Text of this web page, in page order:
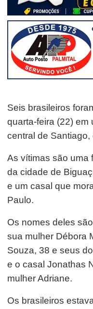
Seis brasileiros
quarta-feira (22) em
central de Santiago,
As vítimas são uma
da cidade de
e um casal que
Paulo.
Os nomes deles
sua mulher Débora
Souza, 38 e seus
e o casal Jonathas
mulher Adriane.
Os brasileiros